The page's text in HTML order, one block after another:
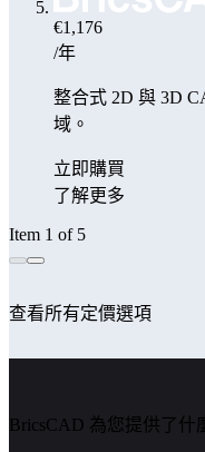
€1,176
/年
整合式 2D 與 3D
域。
立即購買
了解更多
Item 1 of 5
查看所有定價選項
BricsCAD 為您提供了什